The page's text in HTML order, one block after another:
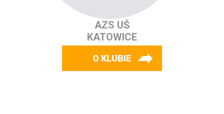
AZS UŚ
KATOWICE
O KLUBIE